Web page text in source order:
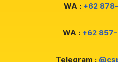
WA : +62
WA : +62
Telegram :